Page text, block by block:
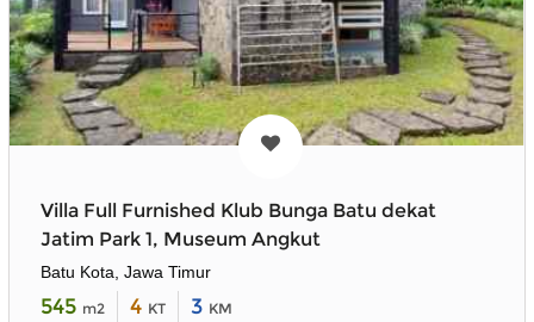
Villa Full Furnished Klub Bunga Batu dekat
Jatim Park 1, Museum Angkut
Batu Kota, Jawa Timur
545 m2 4 KT 3 KM